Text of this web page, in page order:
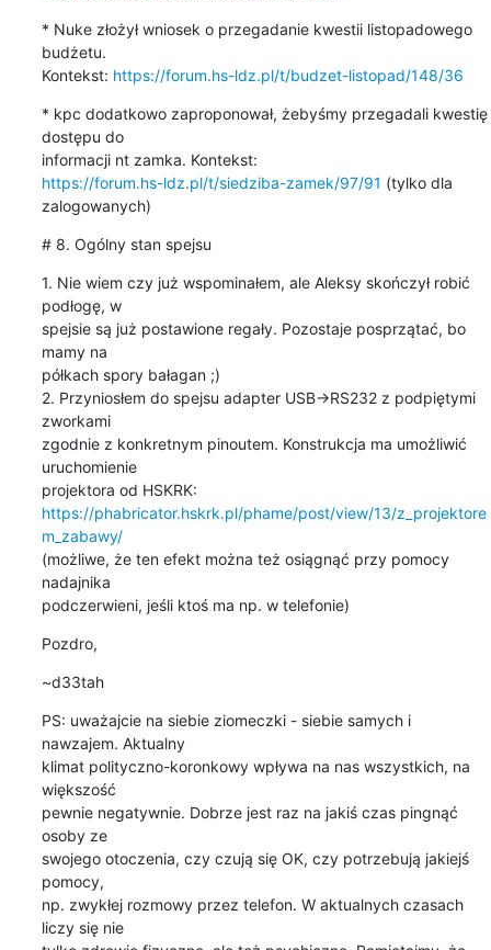
* Nuke złożył wniosek o przegadanie kwestii listopadowego
budżetu.
Kontekst: https://forum.hs-ldz.pl/t/budzet-listopad/148/36
* kpc dodatkowo zaproponował, żebyśmy przegadali kwestię
dostępu do
https://forum.hs-ldz.pl/t/siedziba-zamek/97/91 (tylko dla
zalogowanych)
# 8. Ogólny stan spejsu
1. Nie wiem czy już wspominałem, ale Aleksy skończył robić
podłogę, w
spejsie są już postawione regały. Pozostaje posprzątać, bo
mamy na
półkach spory bałagan ;)
2. Przyniosłem do spejsu adapter USB->RS232 z podpiętymi
zworkami
zgodnie z konkretnym pinoutem. Konstrukcja ma umożliwić
uruchomienie
https://phabricator.hskrk.pl/phame/post/view/13/z_projektore
m_zabawy/
(możliwe, że ten efekt można też osiągnąć przy pomocy
nadajnika
podczerwieni, jeśli ktoś ma np. w telefonie)
Pozdro,
~d33tah
PS: uważajcie na siebie ziomeczki - siebie samych i
nawzajem. Aktualny
klimat polityczno-koronkowy wpływa na nas wszystkich, na
większość
pewnie negatywnie. Dobrze jest raz na jakiś czas pingnąć
osoby ze
swojego otoczenia, czy czują się OK, czy potrzebują jakiejś
pomocy,
np. zwykłej rozmowy przez telefon. W aktualnych czasach
liczy się nie